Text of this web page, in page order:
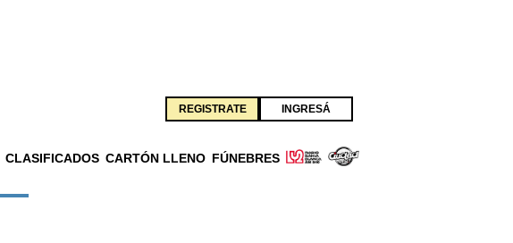
REGISTRATE INGRESÁ
CLASIFICADOS CARTÓN LLENO FÚNEBRES